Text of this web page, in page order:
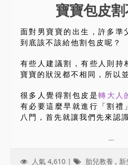
寶寶包皮割
面對男寶寶的出生，許多準
到底該不該給他割包皮呢？
有些人建議割，有些人則持
寶寶的狀況都不相同，所以
很多人覺得割包皮是轉大人
有必要這麼早就進行「割禮
八門，首先就讓我們先來認
...
人氣 4,610 | 胎兒教養 , 新